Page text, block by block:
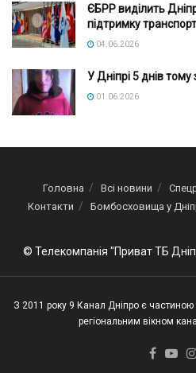
ЄБРР виділить
підтримку
04.06.2026
У Дніпрі 5 днів
01.06.2026
Головна Всі новини
Контакти
Бомбосховища у
© Телекомпанія "Приват ТБ
З 2011 року 9 Канал Дніпро є
регіональним вікном